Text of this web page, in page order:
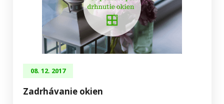
08. 12. 2017
Zadrhávanie okien